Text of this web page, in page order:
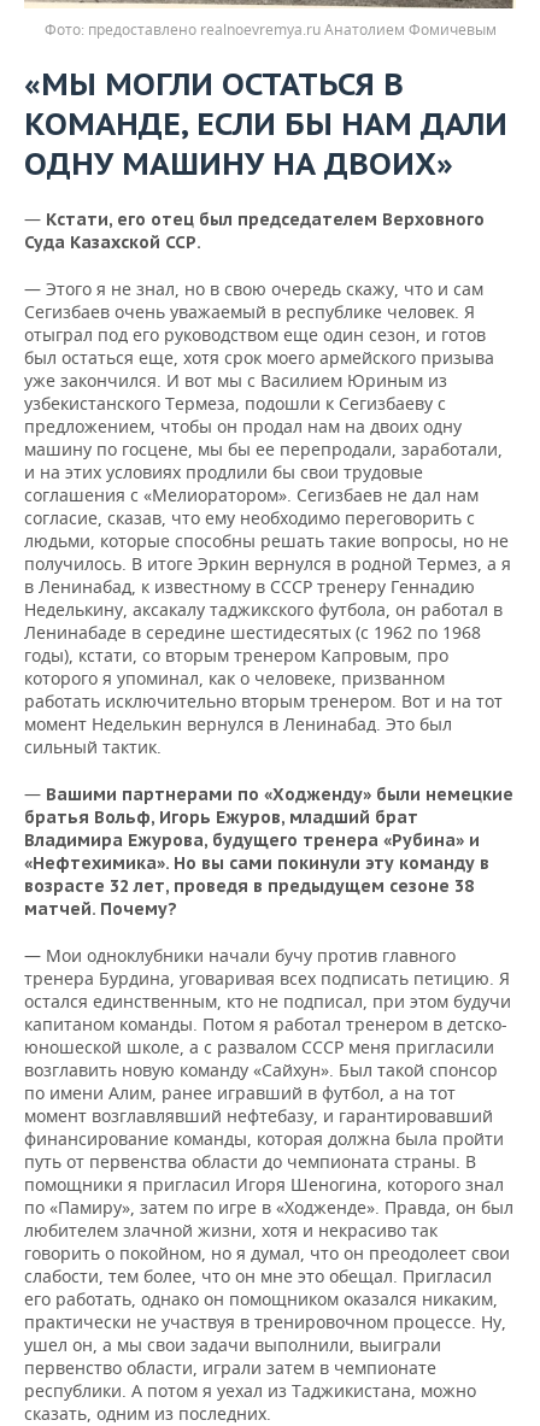
предоставлено realnoevremya.ru Анатолием Фомичевым
«МЫ МОГЛИ ОСТАТЬСЯ В
КОМАНДЕ, ЕСЛИ БЫ НАМ ДАЛИ
ОДНУ МАШИНУ НА ДВОИХ»
— Кстати, его отец был председателем Верховного
Суда Казахской ССР.
— Этого я не знал, но в свою очередь скажу, что и сам
Сегизбаев очень уважаемый в республике человек. Я
отыграл под его руководством еще один сезон, и готов
был остаться еще, хотя срок моего армейского призыва
уже закончился. И вот мы с Василием Юриным из
узбекистанского Термеза, подошли к Сегизбаеву с
предложением, чтобы он продал нам на двоих одну
машину по госцене, мы бы ее перепродали, заработали,
и на этих условиях продлили бы свои трудовые
соглашения с «Мелиоратором». Сегизбаев не дал нам
согласие, сказав, что ему необходимо переговорить с
людьми, которые способны решать такие вопросы, но не
получилось. В итоге Эркин вернулся в родной Термез, а я
в Ленинабад, к известному в СССР тренеру Геннадию
Неделькину, аксакалу таджикского футбола, он работал в
Ленинабаде в середине шестидесятых (с 1962 по 1968
годы), кстати, со вторым тренером Капровым, про
которого я упоминал, как о человеке, призванном
работать исключительно вторым тренером. Вот и на тот
момент Неделькин вернулся в Ленинабад. Это был
сильный тактик.
— Вашими партнерами по «Ходженду» были немецкие
братья Вольф, Игорь Ежуров, младший брат
Владимира Ежурова, будущего тренера «Рубина» и
«Нефтехимика». Но вы сами покинули эту команду в
возрасте 32 лет, проведя в предыдущем сезоне 38
матчей. Почему?
— Мои одноклубники начали бучу против главного
тренера Бурдина, уговаривая всех подписать петицию. Я
остался единственным, кто не подписал, при этом будучи
капитаном команды. Потом я работал тренером в детско-
юношеской школе, а с развалом СССР меня пригласили
возглавить новую команду «Сайхун». Был такой спонсор
по имени Алим, ранее игравший в футбол, а на тот
момент возглавлявший нефтебазу, и гарантировавший
финансирование команды, которая должна была пройти
путь от первенства области до чемпионата страны. В
помощники я пригласил Игоря Шеногина, которого знал
по «Памиру», затем по игре в «Ходженде». Правда, он был
любителем злачной жизни, хотя и некрасиво так
говорить о покойном, но я думал, что он преодолеет свои
слабости, тем более, что он мне это обещал. Пригласил
его работать, однако он помощником оказался никаким,
практически не участвуя в тренировочном процессе. Ну,
ушел он, а мы свои задачи выполнили, выиграли
первенство области, играли затем в чемпионате
республики. А потом я уехал из Таджикистана, можно
сказать, одним из последних.